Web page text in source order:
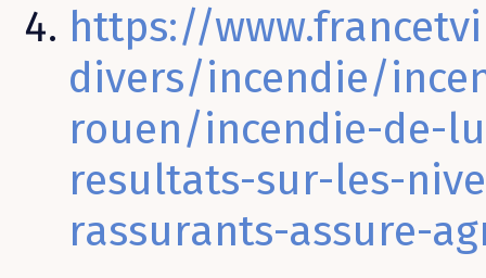
https://
divers/incendie/
rouen/incendie-de-
resultats-sur-les-
rassurants-assure-